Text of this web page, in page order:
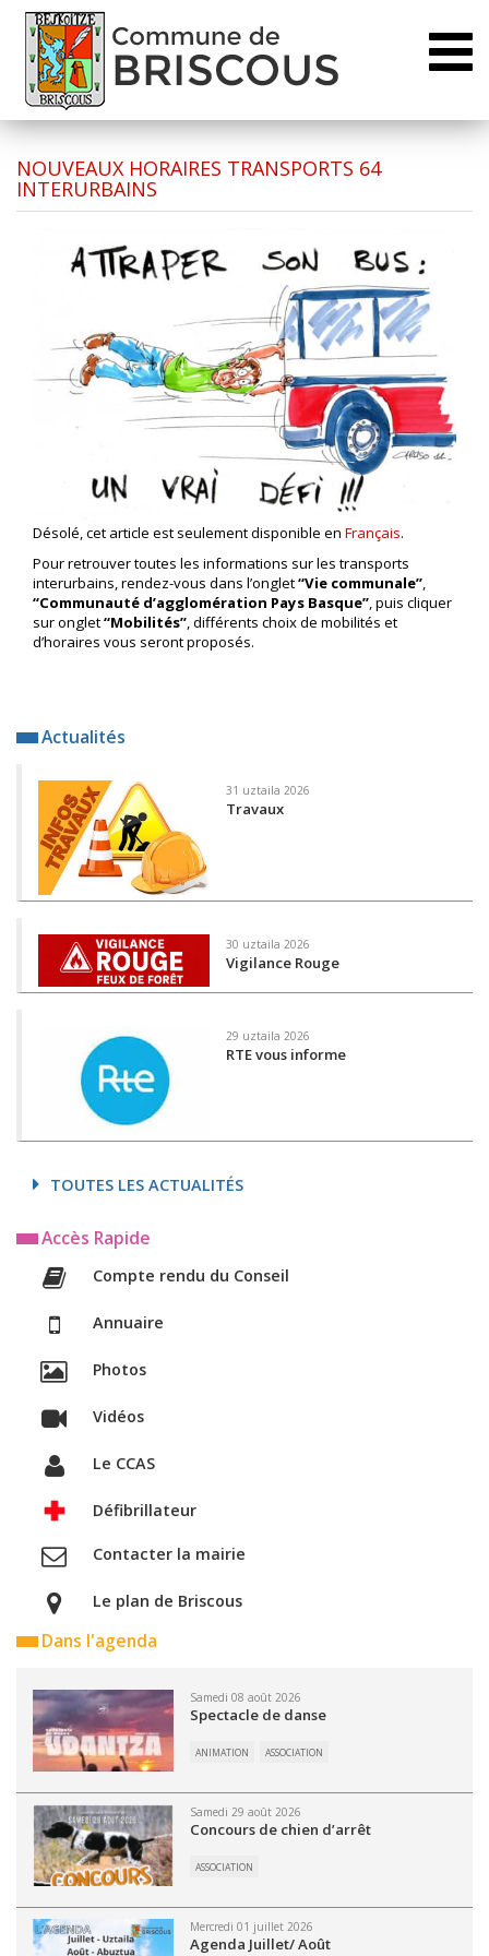
NOUVEAUX HORAIRES TRANSPORTS 64
INTERURBAINS
Désolé, cet article est seulement disponible en Français.
Pour retrouver toutes les informations sur les transports
interurbains, rendez-vous dans l’onglet“Vie communale”,
“Communauté d’agglomération Pays Basque”, puis cliquer
sur onglet“Mobilités”, différents choix de mobilités et
d’horaires vous seront proposés.
Actualités
31 uztaila 2026
Travaux
30 uztaila 2026
Vigilance Rouge
29 uztaila 2026
RTE vous informe
TOUTES LES ACTUALITÉS
Accès Rapide
Compte rendu du Conseil
Annuaire
Photos
Vidéos
Le CCAS
Défibrillateur
Contacter la mairie
Le plan de Briscous
Dans l'agenda
Samedi 08 août 2026
Spectacle de danse
ANIMATION ASSOCIATION
Samedi 29 août 2026
Concours de chien d’arrêt
ASSOCIATION
Mercredi 01 juillet 2026
Agenda Juillet/ Août